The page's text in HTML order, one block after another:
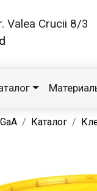
Valea Crucii 8/3
Каталог